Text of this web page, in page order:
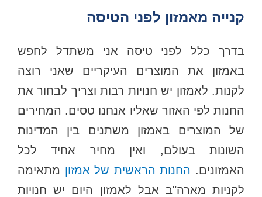
קנייה מאמזון לפני הטיסה
בדרך כלל לפני טיסה אני משתדל לחפש
באמזון את המוצרים העיקריים שאני רוצה
לקנות. לאמזון יש חנויות רבות וצריך לבחור את
החנות לפי האזור שאליו אנחנו טסים. המחירים
של המוצרים באמזון משתנים בין המדינות
השונות בעולם, ואין מחיר אחיד לכל
האמזונים. החנות הראשית של אמזוןמתאימה
לקניות מארה"ב אבל לאמזון היום יש חנויות